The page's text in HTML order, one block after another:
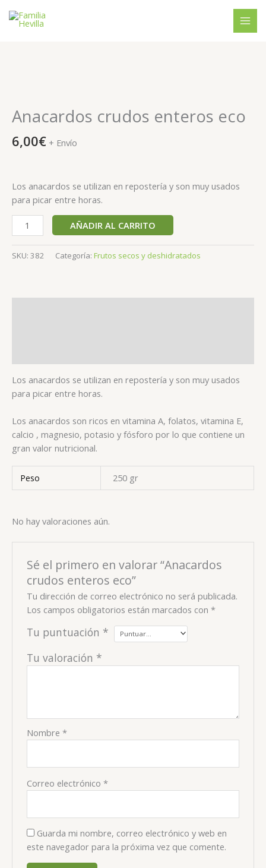
Anacardos crudos enteros eco
6,00€ + Envío
Los anacardos se utilizan en repostería y son muy usados
para picar entre horas.
enteros
eco
cantidad
AÑADIR AL CARRITO
SKU: 382 Categoría: Frutos secos y deshidratados
Los anacardos se utilizan en repostería y son muy usados
para picar entre horas.
Los anacardos son ricos en vitamina A, folatos, vitamina E,
calcio , magnesio, potasio y fósforo por lo que contiene un
gran valor nutricional.
Peso 250 gr
No hay valoraciones aún.
Sé el primero en valorar “Anacardos
crudos enteros eco”
Tu dirección de correo electrónico no será publicada.
Los campos obligatorios están marcados con*
Tu puntuación *
Tu valoración *
Nombre*
Correo electrónico*
Guarda mi nombre, correo electrónico y web en
este navegador para la próxima vez que comente.